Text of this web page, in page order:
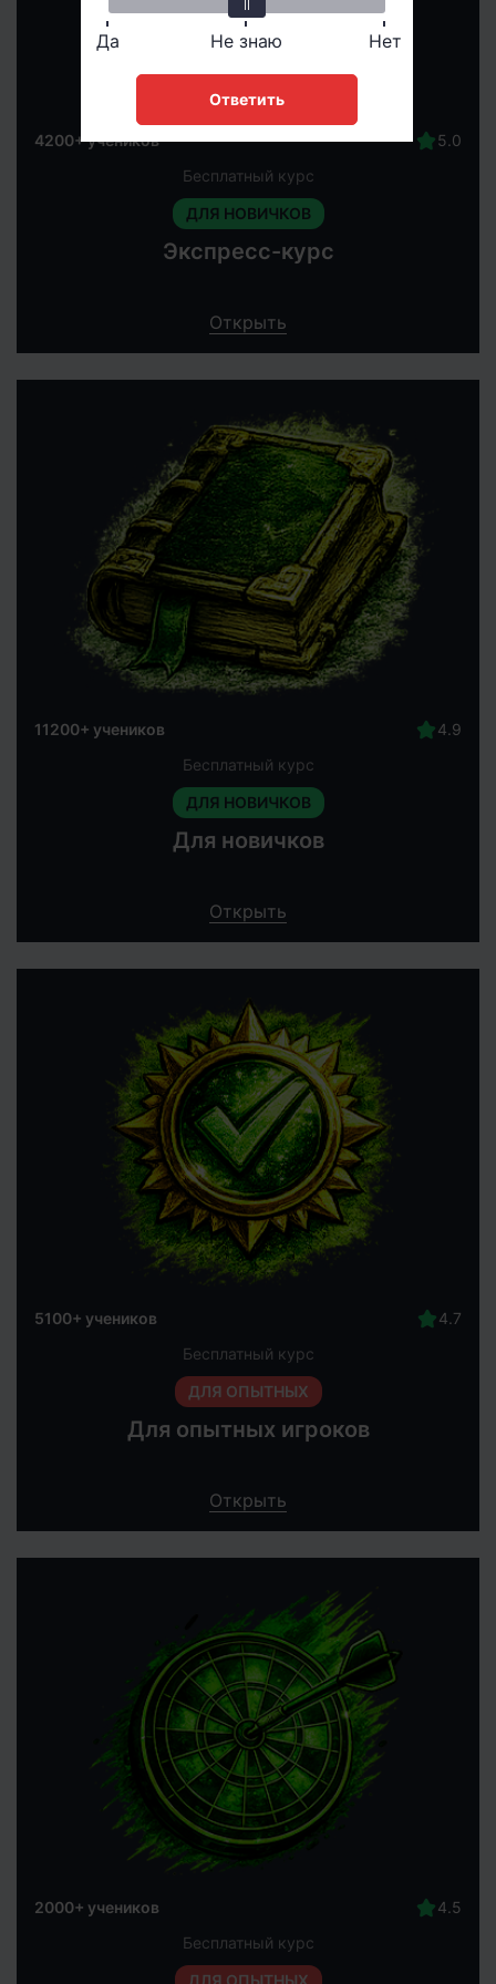
4200+ учеников
Бесплатный курс
ДЛЯ НОВИЧКОВ
Экспресс-курс
Открыть
11200+ учеников
Бесплатный курс
ДЛЯ НОВИЧКОВ
Для новичков
Открыть
5100+ учеников
Бесплатный курс
ДЛЯ ОПЫТНЫХ
Для опытных игроков
Открыть
2000+ учеников
Бесплатный курс
Нет
Не знаю
Да
Ответить